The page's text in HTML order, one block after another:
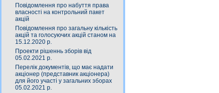
Повідомлення про набуття права
власності на контрольний пакет
акцій
Повідомлення про загальну кількість
акцій та голосуючих акцій станом на
15.12.2020 р.
Проекти рішеннь зборів від
05.02.2021 р.
Перелік документів, що має надати
акціонер (представник акціонера)
для його участі у загальних зборах
05.02.2021 р.